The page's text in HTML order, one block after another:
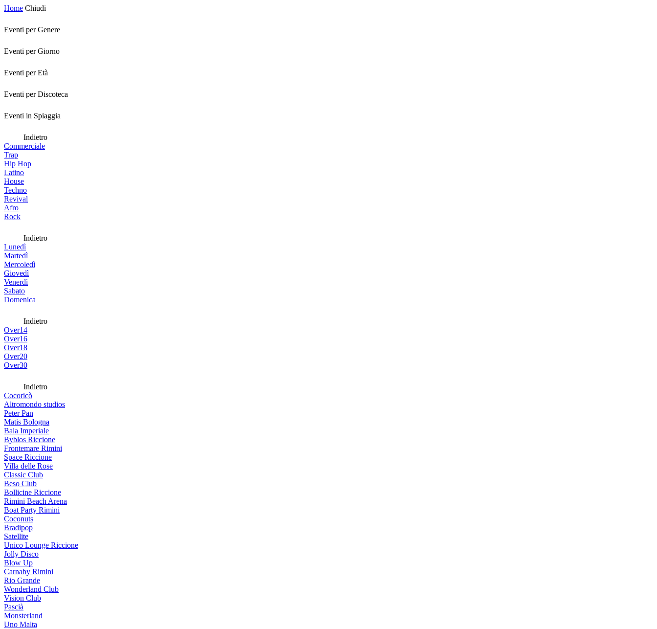
Home Chiudi
Eventi per Genere
Eventi per Giorno
Eventi per Età
Eventi per Discoteca
Eventi in Spiaggia
Indietro
Commerciale
Trap
Hip Hop
Latino
House
Techno
Revival
Afro
Rock
Indietro
Lunedì
Martedì
Mercoledì
Giovedì
Venerdì
Sabato
Domenica
Indietro
Over14
Over16
Over18
Over20
Over30
Indietro
Cocoricò
Altromondo studios
Peter Pan
Matis Bologna
Baia Imperiale
Byblos Riccione
Frontemare Rimini
Space Riccione
Villa delle Rose
Classic Club
Beso Club
Bollicine Riccione
Rimini Beach Arena
Boat Party Rimini
Coconuts
Bradipop
Satellite
Unico Lounge Riccione
Jolly Disco
Blow Up
Carnaby Rimini
Rio Grande
Wonderland Club
Vision Club
Pascià
Monsterland
Uno Malta